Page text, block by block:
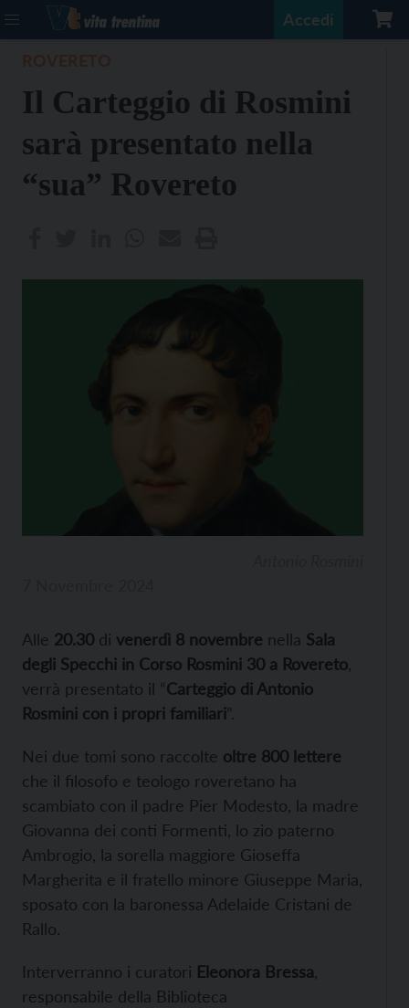
Accedi
Il Carteggio di Rosmini
sarà presentato nella
“sua” Rovereto
Alle 20.30 di venerdì 8 novembre nella Sala
degli Specchi in Corso Rosmini 30 a Rovereto
verrà presentato il “Carteggio di Antonio
Rosmini con i propri familiari”.
Nei due tomi sono raccolte oltre 800 lettere
che il filosofo e teologo roveretano ha
scambiato con il padre Pier Modesto, la madre
Giovanna dei conti Formenti, lo zio paterno
Ambrogio, la sorella maggiore Gioseffa
Margherita e il fratello minore Giuseppe Maria,
sposato con la baronessa Adelaide Cristani de
Rallo.
Interverranno i curatori Eleonora Bressa
responsabile della Biblioteca